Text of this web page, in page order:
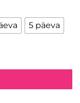
5 päeva